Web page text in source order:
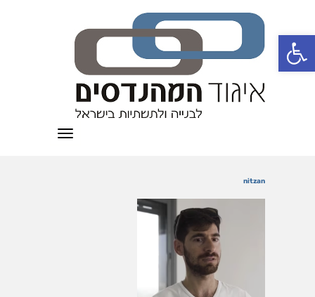
פתח סרגל נגישות
תפריט
nitzan